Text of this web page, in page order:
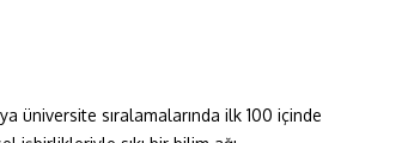
üniversite sıralamalarında ilk 100 içinde